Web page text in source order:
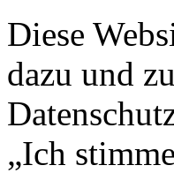
Diese
dazu und
„Ich